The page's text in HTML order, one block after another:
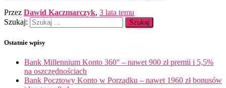
Przez Dawid Kaczmarczyk, 3 lata temu
Szukaj:
Ostatnie wpisy
Bank Millennium Konto 360° – nawet 900 zł premii i 5,5%
na oszczędnościach
Bank Pocztowy Konto w Porządku – nawet 1960 zł bonusów